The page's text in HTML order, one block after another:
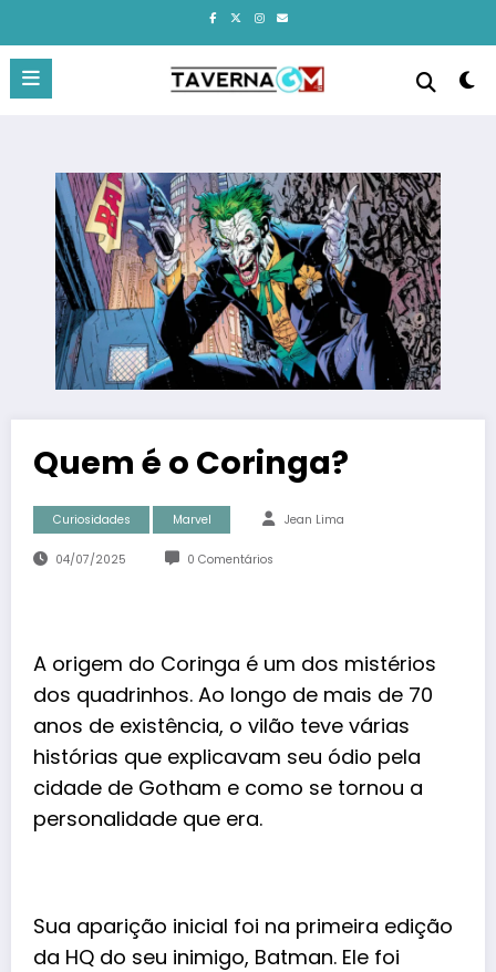
o
conteúdo
Quem é o Coringa?
Curiosidades Marvel Jean Lima
04/07/2025 0 Comentários
A origem do Coringa é um dos mistérios
dos quadrinhos. Ao longo de mais de 70
anos de existência, o vilão teve várias
histórias que explicavam seu ódio pela
cidade de Gotham e como se tornou a
personalidade que era.
Sua aparição inicial foi na primeira edição
da HQ do seu inimigo, Batman. Ele foi